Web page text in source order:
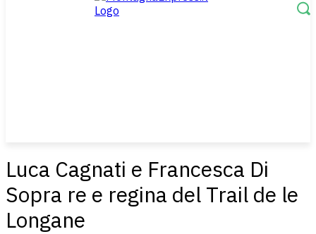
Luca Cagnati e Francesca Di
Sopra re e regina del Trail de le
Longane